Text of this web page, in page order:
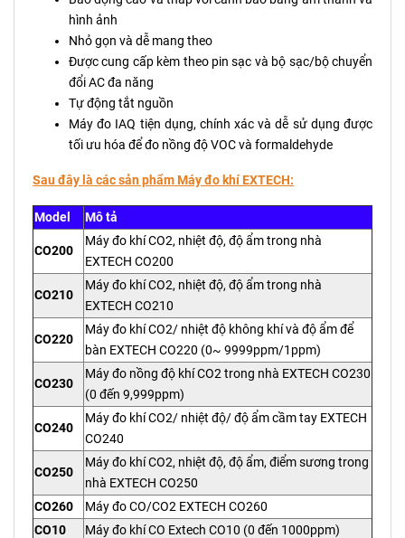
hình ảnh
Nhỏ gọn và dễ mang theo
Được cung cấp kèm theo pin sạc và bộ sạc/bộ chuyển
đổi AC đa năng
Tự động tắt nguồn
Máy đo IAQ tiện dụng, chính xác và dễ sử dụng được
tối ưu hóa để đo nồng độ VOC và formaldehyde
Sau đây là các sản phẩm Máy đo khí EXTECH:
Model Mô tả
CO200
Máy đo khí CO2, nhiệt độ, độ ẩm trong nhà
EXTECH CO200
CO210
Máy đo khí CO2, nhiệt độ, độ ẩm trong nhà
EXTECH CO210
CO220
Máy đo khí CO2/ nhiệt độ không khí và độ ẩm để
bàn EXTECH CO220 (0~ 9999ppm/1ppm)
CO230
Máy đo nồng độ khí CO2 trong nhà EXTECH CO230
(0 đến 9,999ppm)
CO240
Máy đo khí CO2/ nhiệt độ/ độ ẩm cầm tay EXTECH
CO240
CO250
Máy đo khí CO2, nhiệt độ, độ ẩm, điểm sương trong
nhà EXTECH CO250
CO260
Máy đo CO/CO2 EXTECH CO260
CO10
Máy đo khí CO Extech CO10 (0 đến 1000ppm)